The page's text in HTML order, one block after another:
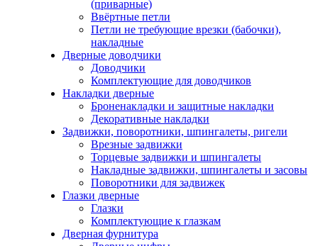
(приварные)
Ввёртные петли
Петли не требующие врезки (бабочки),
накладные
Дверные доводчики
Доводчики
Комплектующие для доводчиков
Накладки дверные
Броненакладки и защитные накладки
Декоративные накладки
Задвижки, поворотники, шпингалеты, ригели
Врезные задвижки
Торцевые задвижки и шпингалеты
Накладные задвижки, шпингалеты и засовы
Поворотники для задвижек
Глазки дверные
Глазки
Комплектующие к глазкам
Дверная фурнитура